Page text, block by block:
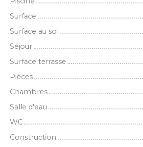
Surface
Surface au sol
Séjour
Surface terrasse
Pièces
Chambres
Salle d'eau
WC
Construction